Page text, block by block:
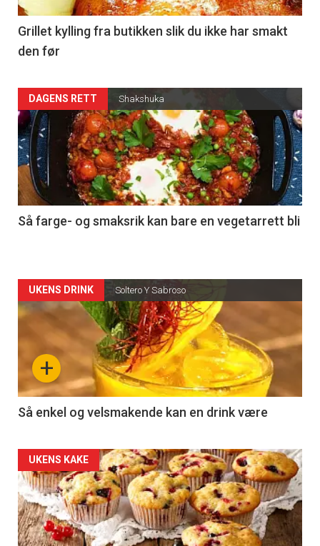
Grillet kylling fra butikken slik du ikke har smakt
den før
DAGENS RETT Shakshuka
Så farge- og smaksrik kan bare en vegetarrett bli
Articler
-
section
29
Left
+
UKENS DRINK Soltero Y Sabroso
Så enkel og velsmakende kan en drink være
UKENS KAKE